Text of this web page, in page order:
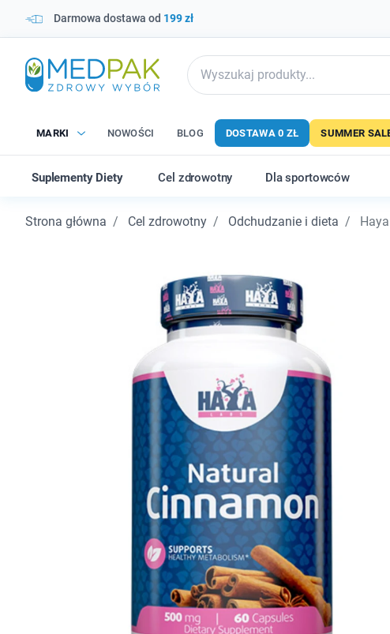
Darmowa dostawa od 199 zł
MARKI NOWOŚCI BLOG DOSTAWA 0 ZŁ SUMMER
Suplementy Diety Cel zdrowotny Dla sportowców
Strona główna Cel zdrowotny Odchudzanie i dieta